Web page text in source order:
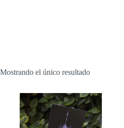
Mostrando el único resultado